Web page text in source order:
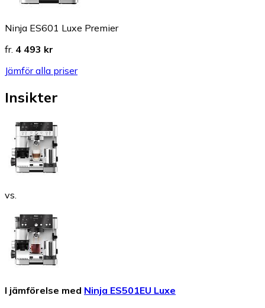
Ninja ES601 Luxe Premier
fr. 4 493 kr
Jämför alla priser
Insikter
vs.
I jämförelse med Ninja ES501EU Luxe